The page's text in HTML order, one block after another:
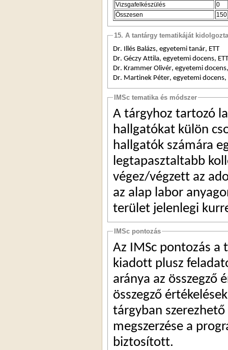
Vizsgafelkészülés
0
Összesen
150
15. A tantárgy tematikáját kidolgozta
Dr. Illés Balázs, egyetemi tanár, ETT
Dr. Géczy Attila, egyetemi docens, ETT
Dr. Krammer Olivér, egyetemi docens,
Dr. Martinek Péter, egyetemi docens,
IMSc tematika és módszer
A tárgyhoz tartozó
hallgatókat külön
hallgatók számára
legtapasztaltabb
végez/végzett az
az alap labor
terület jelenlegi
IMSc pontozás
Az IMSc pontozás a
kiadott plusz
aránya az összegző
összegző
tárgyban
megszerzése a
biztosított.